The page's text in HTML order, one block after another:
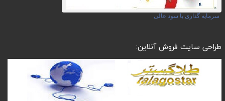
سرمایه گذاری با سود عالی
طراحی سایت فروش آنلاین: